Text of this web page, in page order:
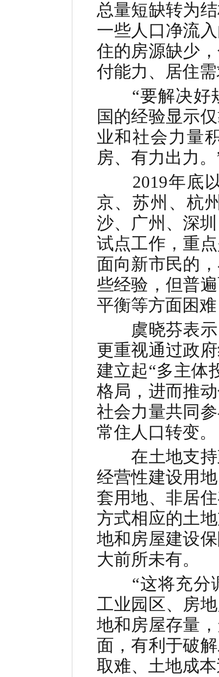
总量短缺转为
一些人口净流
住的房源缺少
付能力、居住
“要解决好规
国的经验显示
业和社会力量
房、有力出力
2019年底以
京、苏州、杭
沙、广州、深
试点工作，重
面向新市民的
些经验，但普
平衡等方面困
虞晓芬表示
更重视通过政
建立起“多主体
格局，进而推
社会力量共同
常住人口转变。
在土地支持
经营性建设用
套用地、非居
方式相应的土
地和房屋建设
大前所未有。
“这将充分调
工业园区、房
地和房屋存量
面，有利于破
取难、土地成